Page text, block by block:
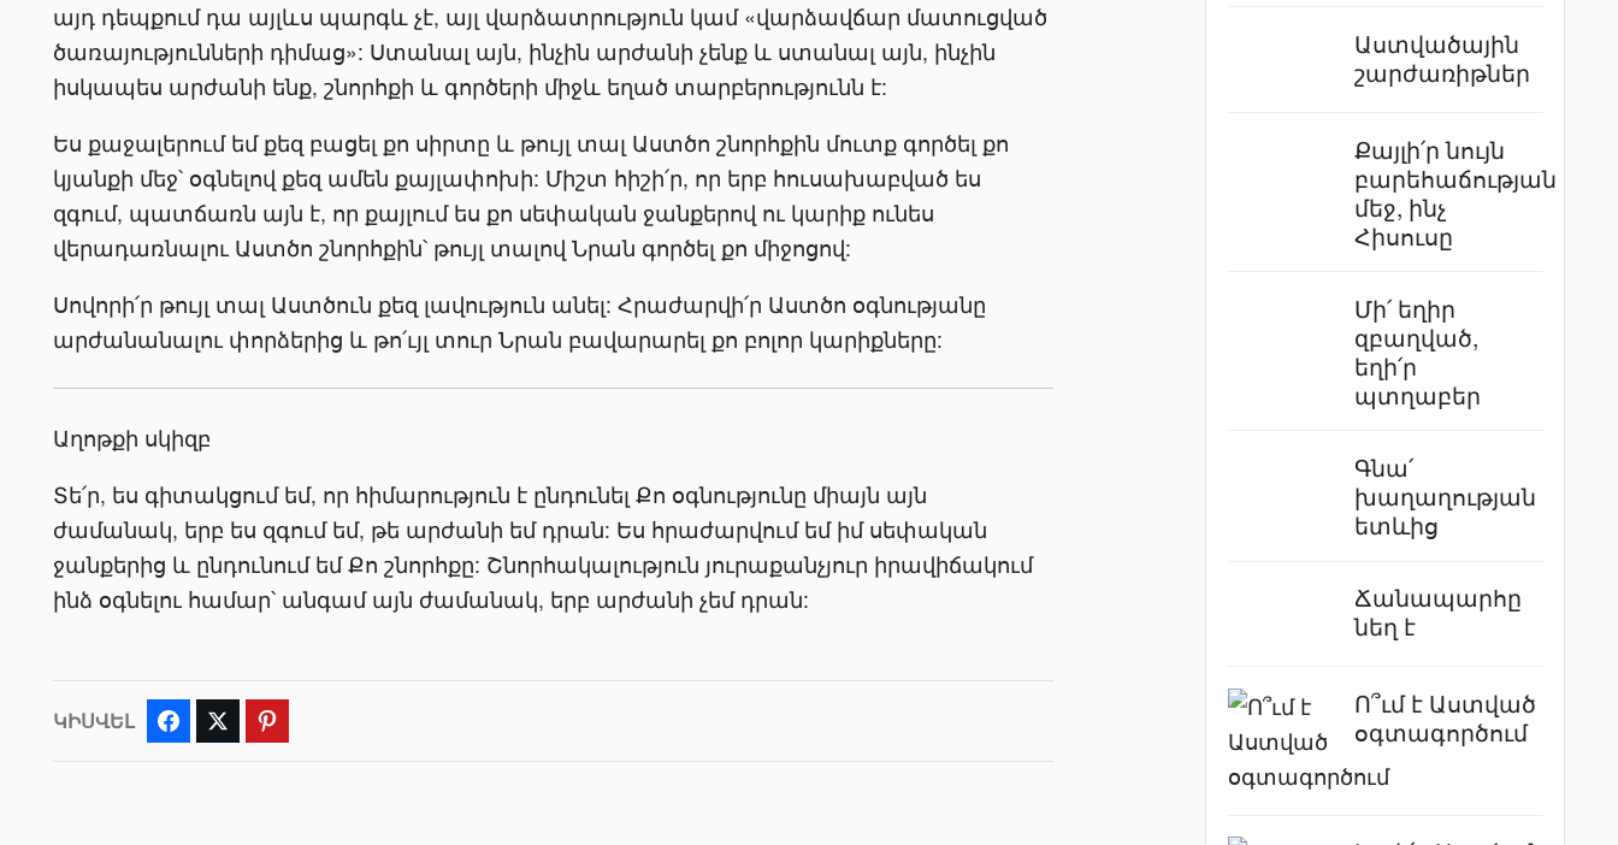
այդ դեպքում դա այլևս պարգև չէ, այլ վարձատրություն կամ «վարձավճար մատուցված
ծառայությունների դիմաց»: Ստանալ այն, ինչին արժանի չենք և ստանալ այն, ինչին
իսկապես արժանի ենք, շնորհքի և գործերի միջև եղած տարբերությունն է:
Ես քաջալերում եմ քեզ բացել քո սիրտը և թույլ տալ Աստծո շնորհքին մուտք գործել քո
կյանքի մեջ՝ օգնելով քեզ ամեն քայլափոխի: Միշտ հիշի՛ր, որ երբ հուսախաբված ես
զգում, պատճառն այն է, որ քայլում ես քո սեփական ջանքերով ու կարիք ունես
վերադառնալու Աստծո շնորհքին՝ թույլ տալով Նրան գործել քո միջոցով:
Սովորի՛ր թույլ տալ Աստծուն քեզ լավություն անել: Հրաժարվի՛ր Աստծո օգնությանը
արժանանալու փորձերից և թո՛ւյլ տուր Նրան բավարարել քո բոլոր կարիքները:
Աղոթքի սկիզբ
Տե՛ր, ես գիտակցում եմ, որ հիմարություն է ընդունել Քո օգնությունը միայն այն
ժամանակ, երբ ես զգում եմ, թե արժանի եմ դրան: Ես հրաժարվում եմ իմ սեփական
ջանքերից և ընդունում եմ Քո շնորհքը: Շնորհակալություն յուրաքանչյուր իրավիճակում
ինձ օգնելու համար՝ անգամ այն ժամանակ, երբ արժանի չեմ դրան:
ԿԻՍՎԵԼ FacebookTwitter
Աստվածային
շարժառիթներ
Քայլի՛ր նույն
բարեհաճության
մեջ, ինչ
Հիսուսը
Մի՛ եղիր
զբաղված,
եղի՛ր
պտղաբեր
Գնա՛
խաղաղության
ետևից
Ճանապարհը
նեղ է
Ո՞ւմ է Աստված
օգտագործում